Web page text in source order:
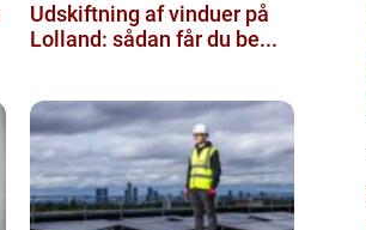
Udskiftning af vinduer på
Lolland: sådan får du be...